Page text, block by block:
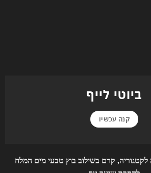
ביוטי לייף
קנה עכשיו